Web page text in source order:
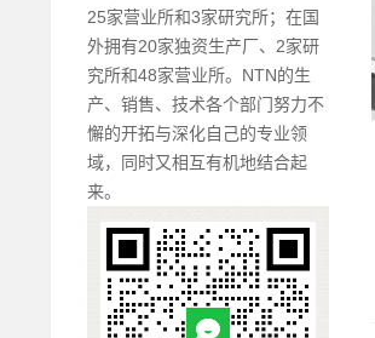
25家营业所和3家研究所；在国
外拥有20家独资生产厂、2家研
究所和48家营业所。NTN的生
产、销售、技术各个部门努力不
懈的开拓与深化自己的专业领
域，同时又相互有机地结合起
来。